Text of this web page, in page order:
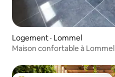
Logement · Lommel
Maison confortable à Lommel